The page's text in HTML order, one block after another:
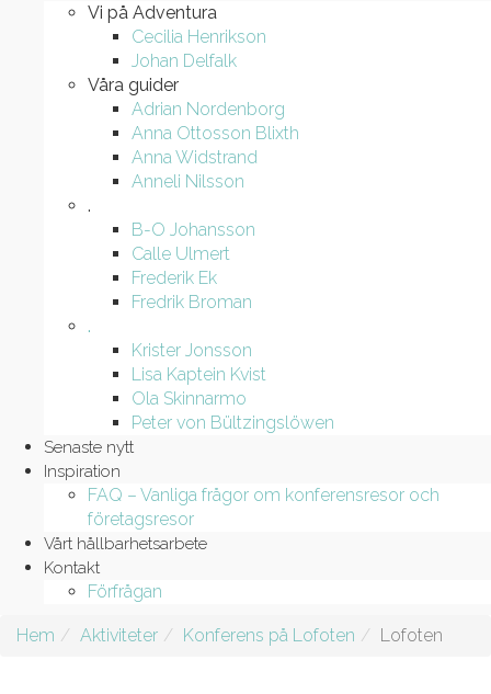
Vi på Adventura
Cecilia Henrikson
Johan Delfalk
Våra guider
Adrian Nordenborg
Anna Ottosson Blixth
Anna Widstrand
Anneli Nilsson
.
B-O Johansson
Calle Ulmert
Frederik Ek
Fredrik Broman
.
Krister Jonsson
Lisa Kaptein Kvist
Ola Skinnarmo
Peter von Bültzingslöwen
Senaste nytt
Inspiration
FAQ – Vanliga frågor om konferensresor och
företagsresor
Vårt hållbarhetsarbete
Kontakt
Förfrågan
Hem Aktiviteter Konferens på Lofoten Lofoten